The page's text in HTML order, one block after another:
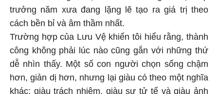
trưởng năm xưa đang lặng lẽ tạo ra giá trị theo
cách bền bỉ và âm thầm nhất.
Trường hợp của Lưu Vệ khiến tôi hiểu rằng, thành
công không phải lúc nào cũng gắn với những thứ
dễ nhìn thấy. Một số con người chọn sống chậm
hơn, giản dị hơn, nhưng lại giàu có theo một nghĩa
khác: giàu trách nhiệm, giàu sự tử tế và giàu ảnh